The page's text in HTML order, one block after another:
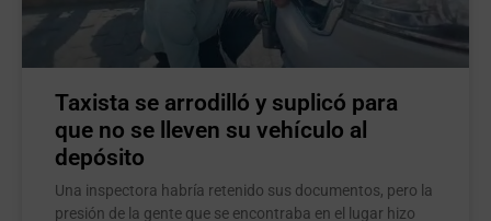
Taxista se arrodilló y suplicó para
que no se lleven su vehículo al
depósito
Una inspectora habría retenido sus documentos, pero la
presión de la gente que se encontraba en el lugar hizo